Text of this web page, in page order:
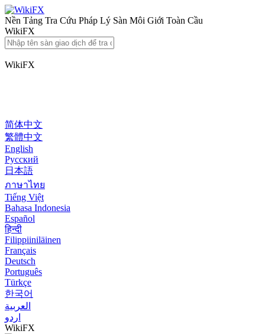
Nền Tảng Tra Cứu Pháp Lý Sàn Môi Giới Toàn Cầu
WikiFX
WikiFX
简体中文
繁體中文
English
Pусский
日本語
ภาษาไทย
Tiếng Việt
Bahasa Indonesia
Español
हिन्दी
Filippiiniläinen
Français
Deutsch
Português
Türkçe
한국어
العربية
اردو
WikiFX